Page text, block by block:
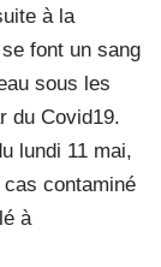
à la
font un sang
sous les
du Covid19.
lundi 11 mai,
cas contaminé
à